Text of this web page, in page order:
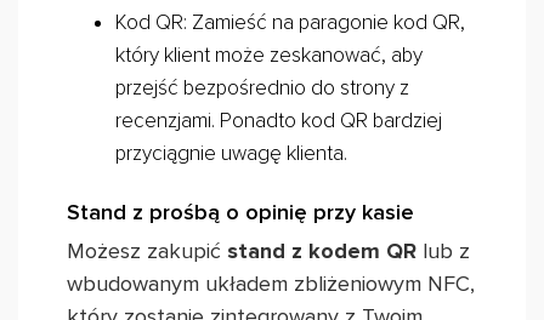
Kod QR: Zamieść na paragonie kod QR,
który klient może zeskanować, aby
przejść bezpośrednio do strony z
recenzjami. Ponadto kod QR bardziej
przyciągnie uwagę klienta.
Stand z prośbą o opinię przy kasie
Możesz zakupić stand z kodem QR lub z
wbudowanym układem zbliżeniowym NFC,